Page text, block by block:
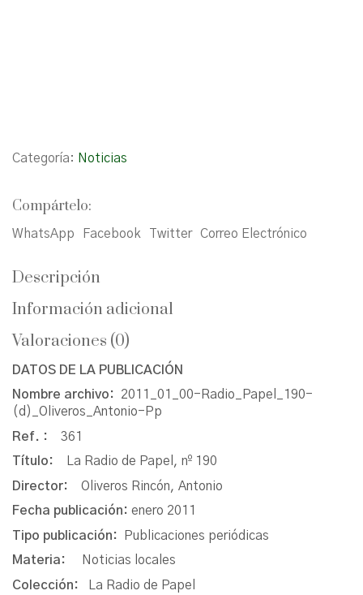
Categoría: Noticias
Compártelo:
WhatsApp Facebook Twitter Correo Electrónico
Descripción
Información adicional
Valoraciones (0)
DATOS DE LA PUBLICACIÓN
Nombre archivo: 2011_01_00-Radio_Papel_190-
(d)_Oliveros_Antonio-Pp
Ref. : 361
Título:
La Radio de Papel, nº 190
Director: Oliveros Rincón, Antonio
Fecha publicación: enero 2011
Tipo publicación:
Publicaciones periódicas
Materia:
Noticias locales
Colección:
La Radio de Papel